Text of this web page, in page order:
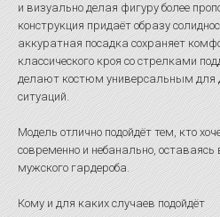
и визуально делая фигуру более
конструкция придаёт образу
аккуратная посадка сохраняет
классического кроя со стрелками
делают костюм универсальным для
ситуаций.
Модель отлично подойдёт тем, кто
современно и небанально,
мужского гардероба.
Кому и для каких случаев подойдёт